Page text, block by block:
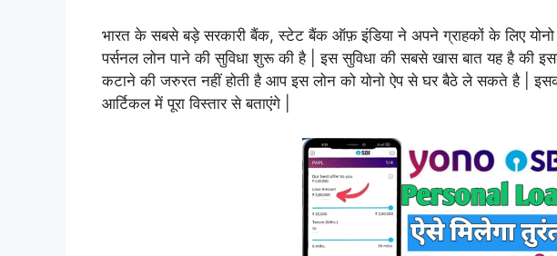
भारत के सबसे बड़े सरकारी बैंक, स्टेट बैंक ऑफ़ इंडिया ने अपने ग्राहकों के लिए
पर्सनल लोन पाने की सुविधा शुरू की है | इस सुविधा की सबसे खास बात यह है की
कटाने की जरुरत नहीं होती है आप इस लोन को योनो ऐप से घर बैठे ले सकते है |
आर्टिकल में पूरा विस्तार से बताएंगे |